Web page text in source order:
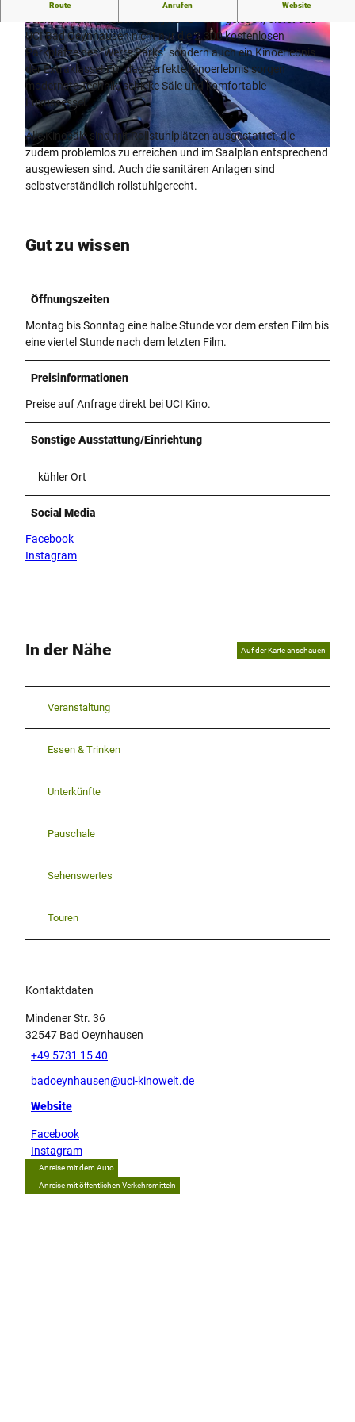
© UCI Bad Oeynhausen / M. Reitz | CC-BY-NC-ND
© UCI Bad Oeynhausen / M. Reitz |CC-BY-NC-ND
Route Anrufen Website
UCI Bad Oeynhausen nicht nur die 2.300 kostenlosen
Parkplätze des "Werre Parks" sondern auch ein Kinoerlebnis
der Extraklasse! Für das perfekte Kinoerlebnis sorgen
modernste Technik, schicke Säle und komfortable
Luxussessel.
Alle Kinosäle sind mit Rollstuhlplätzen ausgestattet, die
zudem problemlos zu erreichen und im Saalplan entsprechend
ausgewiesen sind. Auch die sanitären Anlagen sind
selbstverständlich rollstuhlgerecht.
Gut zu wissen
Öffnungszeiten
Montag bis Sonntag eine halbe Stunde vor dem ersten Film bis
eine viertel Stunde nach dem letzten Film.
Preisinformationen
Preise auf Anfrage direkt bei UCI Kino.
Sonstige Ausstattung/Einrichtung
kühler Ort
Social Media
Facebook
Instagram
In der Nähe Auf der Karte anschauen
Veranstaltung
Essen & Trinken
Unterkünfte
Pauschale
Sehenswertes
Touren
Kontaktdaten
Mindener Str. 36
32547 Bad Oeynhausen
+49 5731 15 40
badoeynhausen@uci-kinowelt.de
Website
Facebook
Instagram
Anreise mit dem Auto
Anreise mit öffentlichen Verkehrsmitteln